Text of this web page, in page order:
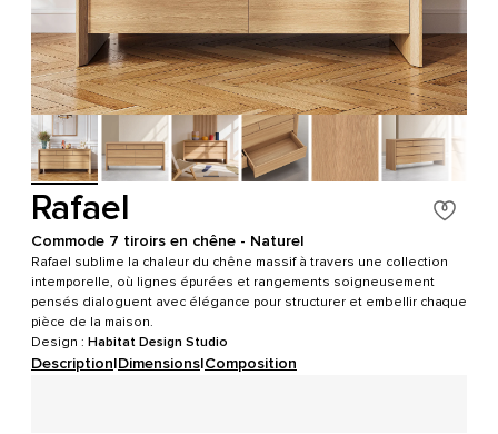
Rafael
Commode 7 tiroirs en chêne - Naturel
Rafael sublime la chaleur du chêne massif à travers une collection
intemporelle, où lignes épurées et rangements soigneusement
pensés dialoguent avec élégance pour structurer et embellir chaque
pièce de la maison.
Design : Habitat Design Studio
Description|Dimensions|Composition